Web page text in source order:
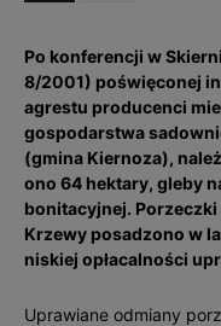
Po konferencji w
8/2001) poświęconej
agrestu producenci
gospodarstwa
(gmina Kiernoza),
ono 64 hektary, gleby
bonitacyjnej.
Krzewy posadzono w
niskiej opłacalności
Uprawiane odmiany